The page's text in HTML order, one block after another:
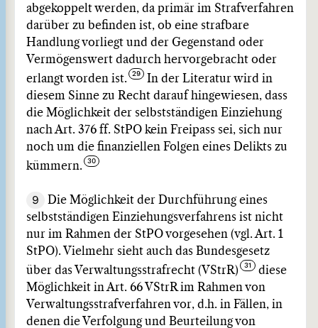
abgekoppelt werden, da primär im Strafverfahren
darüber zu befinden ist, ob eine strafbare
Handlung vorliegt und der Gegenstand oder
Vermögenswert dadurch hervorgebracht oder
erlangt worden ist.
In der Literatur wird in
diesem Sinne zu Recht darauf hingewiesen, dass
die Möglichkeit der selbstständigen Einziehung
nach Art. 376 ff. StPO kein Freipass sei, sich nur
noch um die finanziellen Folgen eines Delikts zu
kümmern.
9
Die Möglichkeit der Durchführung eines
selbstständigen Einziehungsverfahrens ist nicht
nur im Rahmen der StPO vorgesehen (vgl. Art. 1
StPO). Vielmehr sieht auch das Bundesgesetz
über das Verwaltungsstrafrecht (VStrR)
diese
Möglichkeit in Art. 66 VStrR im Rahmen von
Verwaltungsstrafverfahren vor, d.h. in Fällen, in
denen die Verfolgung und Beurteilung von